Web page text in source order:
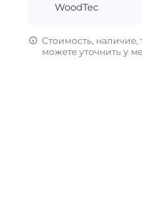
WoodTec
Стоимость,
можете уточнить у